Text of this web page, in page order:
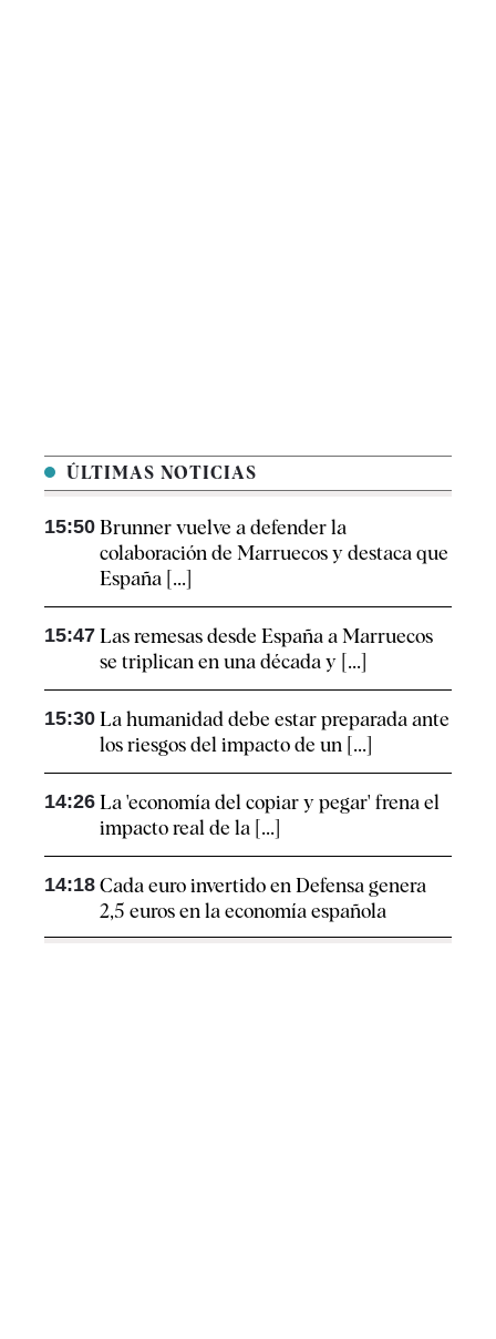
ÚLTIMAS NOTICIAS
15:50 Brunner vuelve a defender la
colaboración de Marruecos y destaca que
España [...]
15:47 Las remesas desde España a Marruecos
se triplican en una década y [...]
15:30 La humanidad debe estar preparada ante
los riesgos del impacto de un [...]
14:26 La 'economía del copiar y pegar' frena el
impacto real de la [...]
14:18 Cada euro invertido en Defensa genera
2,5 euros en la economía española